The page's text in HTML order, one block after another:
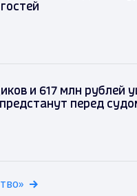
и 617 млн рублей
перед